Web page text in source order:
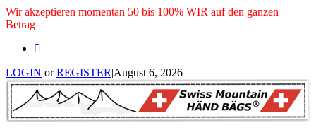
Wir akzeptieren momentan 50 bis 100% WIR auf den ganzen
Betrag
LOGIN orREGISTER|August 6, 2026